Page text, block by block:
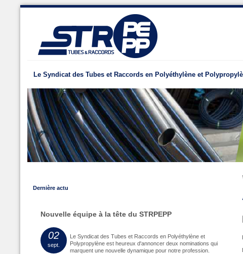
content
Le Syndicat des Tubes et Raccords en Polyéthylène et
Dernière actu
Nouvelle équipe à la tête du STRPEPP
02
sept.
Le Syndicat des Tubes et Raccords en Polyéthylène et
Polypropylène est heureux d'annoncer deux nominations qui
marquent une nouvelle dynamique pour notre profession.